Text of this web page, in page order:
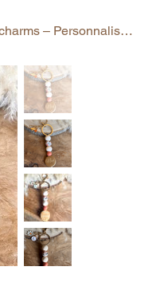
Porte clé gravé fleurs teracotta - charms – Personnalisable avec gravure prénom